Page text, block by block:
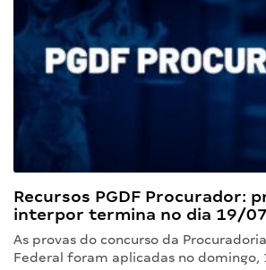
Recursos PGDF Procurador:
interpor termina no dia 19/07
As provas do concurso da
Federal foram aplicadas no domingo,